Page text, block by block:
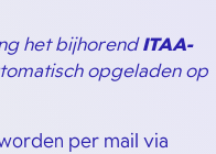
het bijhorendITAA-
opgeladen op
per mail via